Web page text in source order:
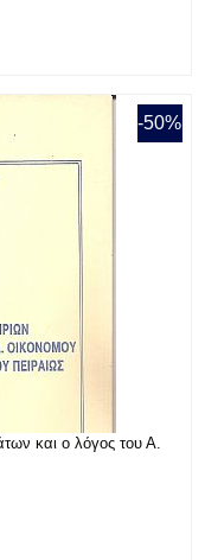
-50%
και ο λόγος του Α.